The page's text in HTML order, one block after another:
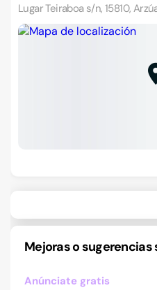
Lugar Teiraboa s/n, 15810,
Mejoras o
Anúnciate gratis